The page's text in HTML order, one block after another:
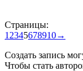
Страницы:
1 2345678910→
Создать запись
Чтобы стать